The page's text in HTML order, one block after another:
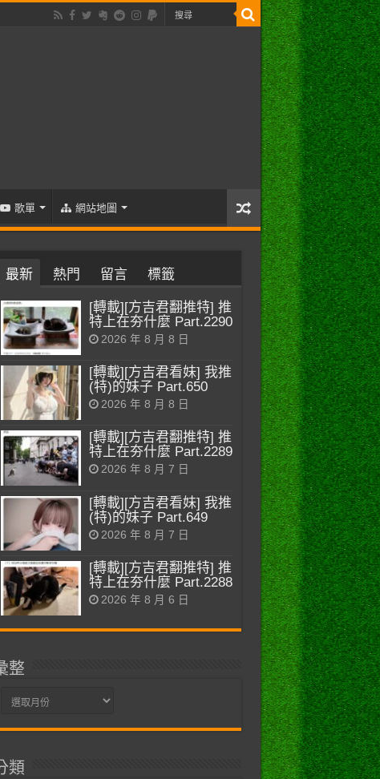
歌單 網站地圖
最新 熱門 留言 標籤
[轉載][方吉君翻推特] 推
特上在夯什麼 Part.2290
2026 年 8 月 8 日
[轉載][方吉君看妹] 我推
(特)的妹子 Part.650
2026 年 8 月 8 日
[轉載][方吉君翻推特] 推
特上在夯什麼 Part.2289
2026 年 8 月 7 日
[轉載][方吉君看妹] 我推
(特)的妹子 Part.649
2026 年 8 月 7 日
[轉載][方吉君翻推特] 推
特上在夯什麼 Part.2288
2026 年 8 月 6 日
整
彙
類